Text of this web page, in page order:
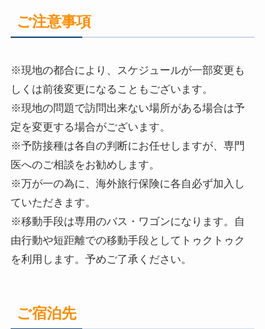
ご注意事項
※現地の都合により、スケジュールが一部変更も
しくは前後変更になることもございます。
※現地の問題で訪問出来ない場所がある場合は予
定を変更する場合がございます。
※予防接種は各自の判断にお任せしますが、専門
医へのご相談をお勧めします。
※万が一の為に、海外旅行保険に各自必ず加入し
ていただきます。
※移動手段は専用のバス・ワゴンになります。自
由行動や短距離での移動手段としてトゥクトゥク
を利用します。予めご了承ください。
ご宿泊先